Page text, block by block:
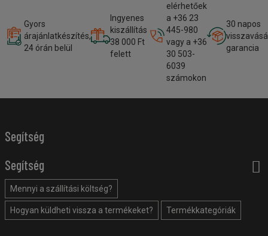
Gyors
árajánlatkészítés,
24 órán belül
Ingyenes
kiszállítás
38 000 Ft
felett
elérhetőek
a +36 23
445-980
vagy a +36
30 503-
6039
számokon
30 napos
garancia
Segítség
Segítség
Mennyi a szállítási költség?
Hogyan küldheti vissza a termékeket? Termékkategóriák